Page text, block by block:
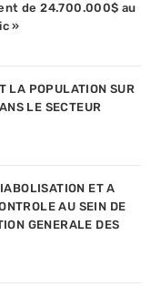
de 24.700.000$ au
»
LA POPULATION SUR
LE SECTEUR
ET A
AU SEIN DE
GENERALE DES